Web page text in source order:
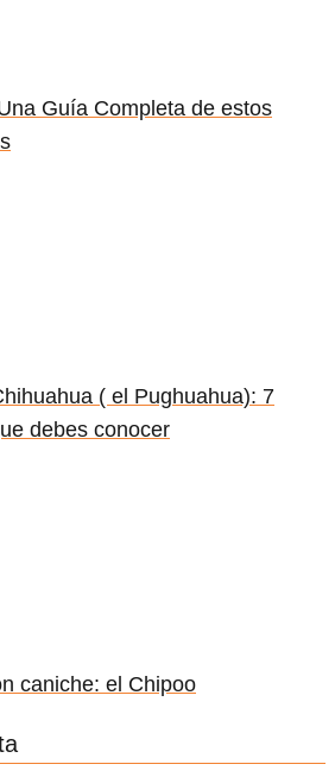
Guía Completa de estos
( el Pughuahua): 7
debes conocer
caniche: el Chipoo